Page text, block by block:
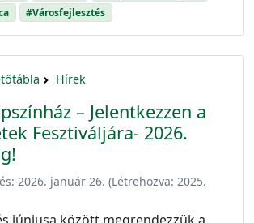
#Városfejlesztés
Hírek
– Jelentkezzen a
Fesztiváljára- 2026.
2026. január 26. (Létrehozva: 2025.